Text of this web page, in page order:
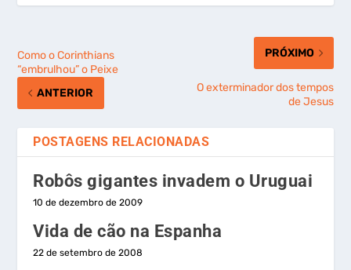
Como o Corinthians
“embrulhou” o Peixe
ANTERIOR
PRÓXIMO
O exterminador dos tempos
de Jesus
POSTAGENS RELACIONADAS
Robôs gigantes invadem o Uruguai
10 de dezembro de 2009
Vida de cão na Espanha
22 de setembro de 2008